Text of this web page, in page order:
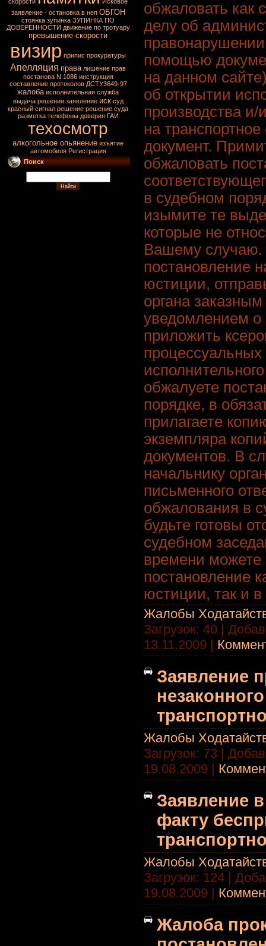
заявление - остановка в неп ОБГОН
стоянка зупинка ЗУПИНКА ПО
ДОВЕРЕННОСТИ движение по тротуару
превышение скорости
визир припис прокуратуры
Апелляция права лишение прав
постанова N 1086 инструкция
составление протоколов ДСТУ3649-97
жалоба исполнительная служба
выдача решения заявление иск суд
красный сигнал решение решение суда
разметка телефоны доверия ГАИ
техосмотр
алкогольное опьянение изъятие
автомобиля Регистрация
Поиск
обжаловать как
делу об
помощью
на данном
об открытии
производства
на
документ.
обжаловать
в судебном
изымите те
которые не
Вашему
постановление
юстиции,
органа
уведомлением
приложить
обжалуете
порядке, в
прилагаете
экземпляра
документов. В
начальнику
письменного
обжалования в
будьте готовы
судебном
времени можете
постановление
юстиции, так и
Жалобы
Загрузок: 40 |
13.11.2009 |
Заявление
Жалобы
Загрузок: 73 |
19.08.2009 |
Заявление
факту
Жалобы
Загрузок: 124 |
19.08.2009 |
Жалоба